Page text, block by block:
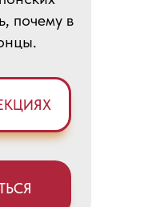
почему в